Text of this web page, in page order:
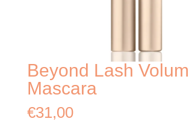
Beyond Lash
Mascara
€31,00